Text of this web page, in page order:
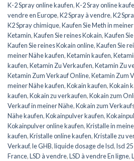
K-2 Spray online kaufen,K-2 Sray online
vendre en Europe,K2 Spray à vendre,K2
K2 Spray chimique,Kaufen Sie Meth in
Ketamin,Kaufen Sie reines Kokain,Kaufen
Kaufen Sie reines Kokain online,Kaufen Sie
meiner Nähe kaufen,Ketamin kaufen,
kaufen,Ketamin Zu Verkaufen,Ketamin Zu
Ketamin Zum Verkauf Online,Ketamin Zum
meiner Nähe kaufen,Kokain kaufen,Kokain
kaufen,Kokain zu verkaufen,Kokain zum
Verkauf in meiner Nähe,Kokain zum
Nähe kaufen,Kokainpulver kaufen,
Kokainpulver online kaufen,Kristalle in
kaufen,Kristalle online kaufen,Kristalle zu
Verkauf,le GHB,liquide dosage de lsd,lsd
France,LSD à vendre,LSD à vendre En ligne,